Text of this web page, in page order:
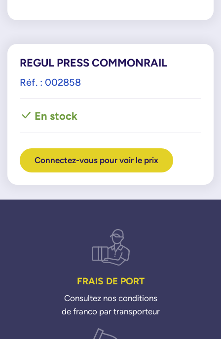
REGUL PRESS COMMONRAIL
Réf. : 002858
En stock
Connectez-vous pour voir le prix
FRAIS DE PORT
Consultez nos conditions
de franco par transporteur